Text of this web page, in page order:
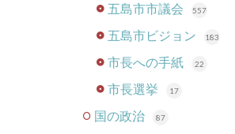
五島市市議会 557
五島市ビジョン 183
市長への手紙 22
市長選挙 17
国の政治 87